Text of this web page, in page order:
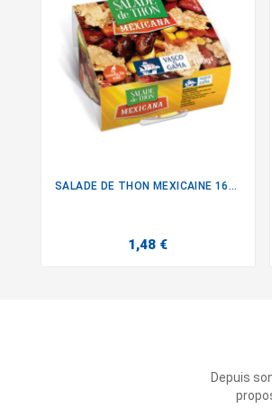
SALADE DE THON MEXICAINE 160G
1,48 €
Depuis